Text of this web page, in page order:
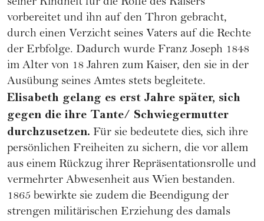
seiner Kindheit für die Rolle des Kaisers
vorbereitet und ihn auf den Thron gebracht,
durch einen Verzicht seines Vaters auf die Rechte
der Erbfolge. Dadurch wurde Franz Joseph 1848
im Alter von 18 Jahren zum Kaiser, den sie in der
Ausübung seines Amtes stets begleitete.
Elisabeth gelang es erst Jahre später, sich
gegen die ihre Tante/ Schwiegermutter
durchzusetzen. Für sie bedeutete dies, sich ihre
persönlichen Freiheiten zu sichern, die vor allem
aus einem Rückzug ihrer Repräsentationsrolle und
vermehrter Abwesenheit aus Wien bestanden.
1865 bewirkte sie zudem die Beendigung der
strengen militärischen Erziehung des damals